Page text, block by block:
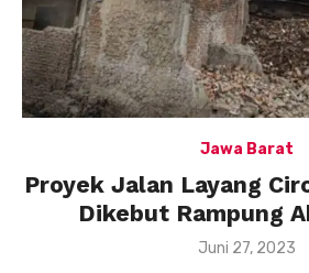
Jawa Barat
Proyek Jalan Layang
Dikebut Rampung
Posted
Juni 27, 2023